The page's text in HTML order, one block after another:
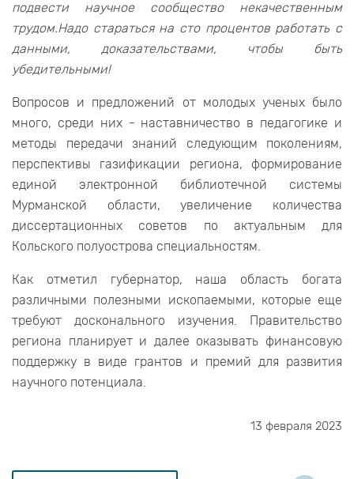
подвести научное сообщество некачественным
трудом.Надо стараться на сто процентов работать с
данными, доказательствами, чтобы быть
убедительными!
Вопросов и предложений от молодых ученых было
много, среди них - наставничество в педагогике и
методы передачи знаний следующим поколениям,
перспективы газификации региона, формирование
единой электронной библиотечной системы
Мурманской области, увеличение количества
диссертационных советов по актуальным для
Кольского полуострова специальностям.
Как отметил губернатор, наша область богата
различными полезными ископаемыми, которые еще
требуют досконального изучения. Правительство
региона планирует и далее оказывать финансовую
поддержку в виде грантов и премий для развития
научного потенциала.
13 февраля 2023